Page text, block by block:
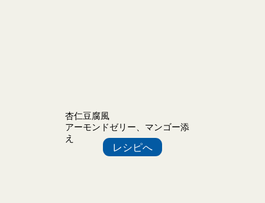
杏仁豆腐風
アーモンドゼリー、マンゴー添
え
レシピへ